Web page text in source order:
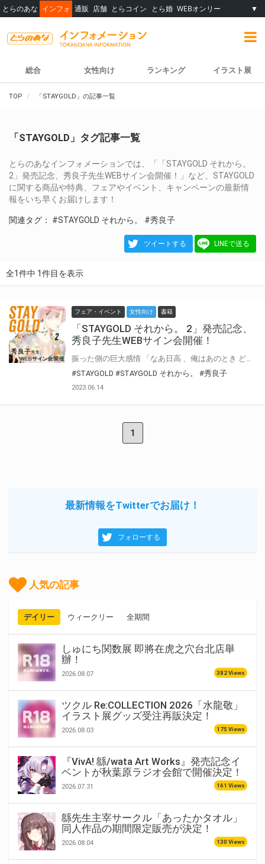
とらのあな インフォ 通販 店舗 とらコイン とら婚 WEBオンリー ▼
総合 女性向け ランキング イラスト展
TOP 「STAYGOLD」の記事一覧
「STAYGOLD」タグ記事一覧
とらのあなインフォメーションでは、「「STAYGOLD それから。
2」発売記念、秀良子先生WEBサイン会開催！」など、STAYGOLD
に関する商品や特典、フェアやイベント、キャンペーンの最新情
報をいち早くお届けします！
関連タグ： #STAYGOLD それから。 #秀良子
ツイートする LINEで送る
全1件中 1件目を表示
フェア・イベント 女性向け 書籍
「STAYGOLD それから。 2」発売記念、
秀良子先生WEBサイン会開催！
#STAYGOLD #STAYGOLD それから。 #秀良子
2023.06.14
1
最新情報をTwitterでお届け！
フォローする
人気の記事
デイリー ウィークリー 全期間
しゅにち関数展 即將在虎之穴台北店舉
辦！
2026.08.07 382 Views
ツクル Re:COLLECTION 2026「水龍敬」
イラスト展グッズ受注再販決定！
2026.08.03 175 Views
『VivA! 緜/wata Art Works』発売記念イ
ベントが秋葉原ラジオ会館で開催決定！
2026.07.31 161 Views
緜先生主宰サークル「あったかタオル」
同人作品の期間限定販売が決定！
2026.08.04 130 Views